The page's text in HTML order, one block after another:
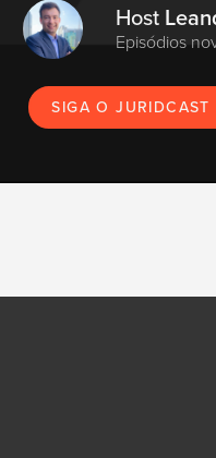
Host
Episódios
SIGA O JURIDCAST